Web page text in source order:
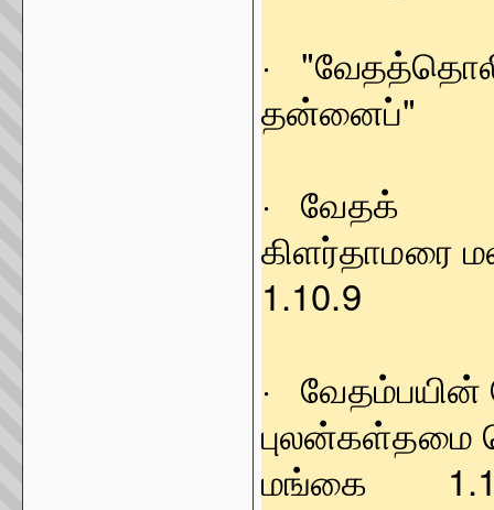
· "வேதத்தொலி
தன்னைப்" -
· வேதக்
கிளர்தாமரை
1.10.9
· வேதம்பயின்
புலன்கள்தமை
மங்கை